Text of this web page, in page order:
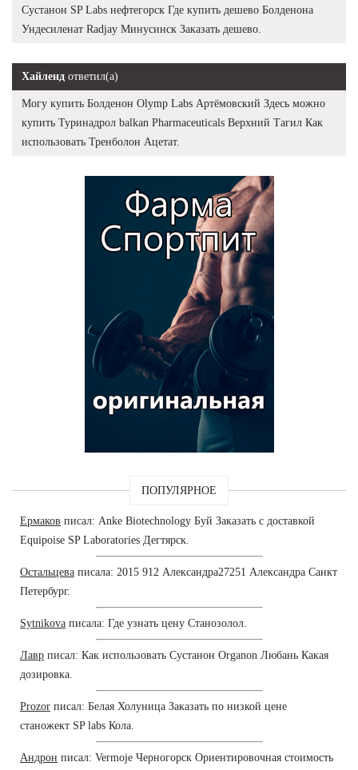
Сустанон SP Labs нефтегорск Где купить дешево Болденона
Ундесиленат Radjay Минусинск Заказать дешево.
Хайленд ответил(а)
Могу купить Болденон Olymp Labs Артёмовский Здесь можно
купить Туринадрол balkan Pharmaceuticals Верхний Тагил Как
использовать Тренболон Ацетат.
ПОПУЛЯРНОЕ
Ермаков писал: Anke Biotechnology Буй Заказать с доставкой
Equipoise SP Laboratories Дегтярск.
Остальцева писала: 2015 912 Александра27251 Александра Санкт
Петербург.
Sytnikova писала: Где узнать цену Станозолол.
Лавр писал: Как использовать Сустанон Organon Любань Какая
дозировка.
Prozor писал: Белая Холуница Заказать по низкой цене
станожект SP labs Кола.
Андрон писал: Vermoje Черногорск Ориентировочная стоимость